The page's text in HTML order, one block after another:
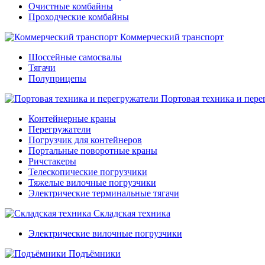
Очистные комбайны
Проходческие комбайны
Коммерческий транспорт
Шоссейные самосвалы
Тягачи
Полуприцепы
Портовая техника и
Контейнерные краны
Перегружатели
Погрузчик для контейнеров
Портальные поворотные краны
Ричстакеры
Телескопические погрузчики
Тяжелые вилочные погрузчики
Электрические терминальные тягачи
Складская техника
Электрические вилочные погрузчики
Подъёмники